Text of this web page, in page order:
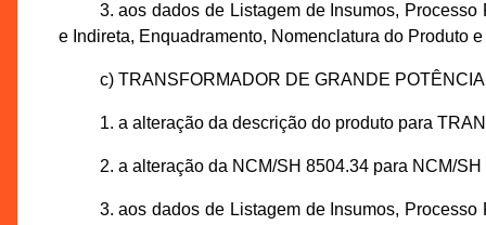
3. aos dados de Listagem de Insumos,
e Indireta, Enquadramento, Nomenclatura do Produto
c) TRANSFORMADOR DE GRANDE
1. a alteração da descrição do produto para
2. a alteração da NCM/SH 8504.34 para NCM/SH
3. aos dados de Listagem de Insumos,